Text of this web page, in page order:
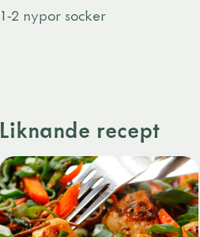
1-2 nypor socker
Liknande recept